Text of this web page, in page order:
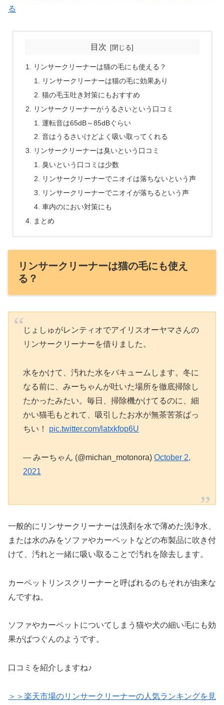
る
目次
リンサークリーナーは猫の毛にも使える？
リンサークリーナーは猫の毛に効果あり
猫の毛玉吐き対策にもおすすめ
リンサークリーナーがうるさいという口コミ
運転音は65dB～85dBぐらい
音はうるさいけどよく吸い取ってくれる
リンサークリーナーは臭いという口コミ
臭いという口コミは少数
リンサークリーナーでニオイは落ちないという声
リンサークリーナーでニオイが落ちるという声
車内のにおい対策にも
まとめ
リンサークリーナーは猫の毛にも使え
る？
じょしゅがレンティオでアイリスオーヤマさんの
リンサークリーナーを借りました。
水をかけて、汚れた水をバキュームします。冬に
なる前に、みーちゃんが吐いた場所を徹底掃除し
たかったみたい。毎日、掃除機かけてるのに、細
かい猫毛もとれて、吸引したお水が無茶苦茶ばっ
ちい！ pic.twitter.com/latxkfop6U
— みーちゃん (@michan_motonora) October 2,
2021
一般的にリンサークリーナーは洗剤を水で薄めた洗浄水、
または水のみをソファやカーペットなどの布製品に吹き付
けて、汚れと一緒に吸い取ることで汚れを除去します。
カーペットリンスクリーナーと呼ばれるのもそれが由来な
んですね。
ソファやカーペットについてしまう猫や犬の細い毛にも効
果がばつぐんのようです。
口コミを紹介しますね♪
＞＞楽天市場のリンサークリーナーの人気ランキングを見